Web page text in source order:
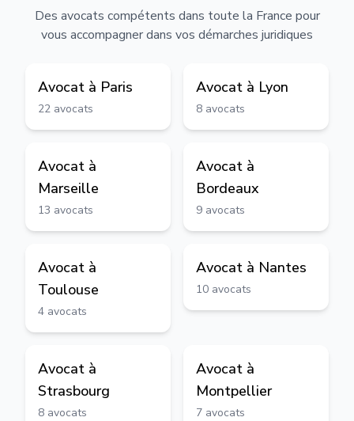
Des avocats compétents dans toute la France pour
vous accompagner dans vos démarches juridiques
Avocat à Paris
22 avocats
Avocat à Lyon
8 avocats
Avocat à
Marseille
13 avocats
Avocat à
Bordeaux
9 avocats
Avocat à
Toulouse
4 avocats
Avocat à Nantes
10 avocats
Avocat à
Strasbourg
8 avocats
Avocat à
Montpellier
7 avocats